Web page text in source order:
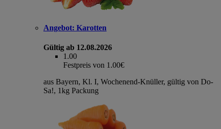
Angebot: Karotten
Gültig ab 12.08.2026
1.00
Festpreis von 1.00€
aus Bayern, Kl. I, Wochenend-Knüller, gültig von Do-
Sa!, 1kg Packung